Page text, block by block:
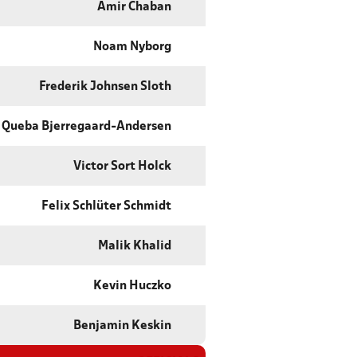
Amir Chaban
Noam Nyborg
Frederik Johnsen Sloth
Queba Bjerregaard-Andersen
Victor Sort Holck
Felix Schlüter Schmidt
Malik Khalid
Kevin Huczko
Benjamin Keskin